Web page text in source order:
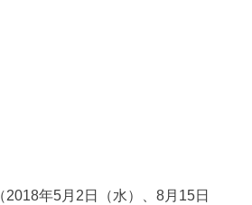
（2018年5月2日（水）、8月15日